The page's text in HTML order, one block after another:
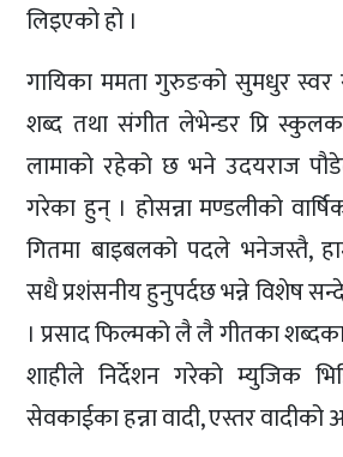
लिइएको हो ।
गायिका ममता गुरुङको सुमधुर स्वर
शब्द तथा संगीत लेभेन्डर प्रि स्कुलका
लामाको रहेको छ भने उदयराज
गरेका हुन् । होसन्ना मण्डलीको
गितमा बाइबलको पदले भनेजस्तै,
सधै प्रशंसनीय हुनुपर्दछ भन्ने विशेष
। प्रसाद फिल्मको लै लै गीतका
शाहीले निर्देशन गरेको म्युजिक
सेवकाईका हन्ना वादी, एस्तर